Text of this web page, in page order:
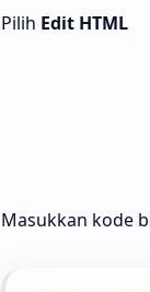
Pilih Edit HTML
Masukkan kode